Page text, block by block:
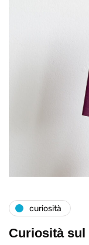
curiosità
Curiosità sul